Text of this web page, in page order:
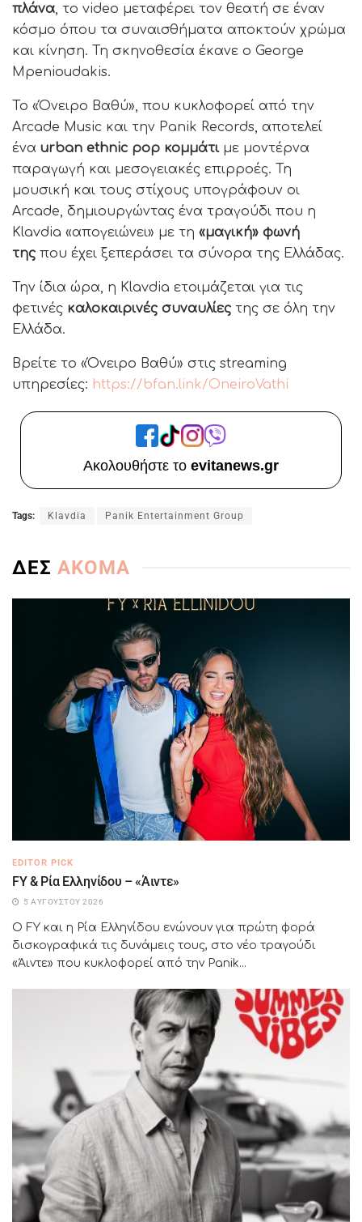
πλάνα, το video μεταφέρει τον θεατή σε έναν
κόσμο όπου τα συναισθήματα αποκτούν χρώμα
και κίνηση. Τη σκηνοθεσία έκανε ο George
Mpenioudakis.
Το «Όνειρο Βαθύ», που κυκλοφορεί από την
Arcade Music και την Panik Records, αποτελεί
ένα urban ethnic pop κομμάτιμε μοντέρνα
παραγωγή και μεσογειακές επιρροές. Τη
μουσική και τους στίχους υπογράφουν οι
Arcade, δημιουργώντας ένα τραγούδι που η
Klavdia «απογειώνει» με τη «μαγική» φωνή
της που έχει ξεπεράσει τα σύνορα της Ελλάδας.
Την ίδια ώρα, η Klavdia ετοιμάζεται για τις
φετινές καλοκαιρινές συναυλίες της σε όλη την
Ελλάδα.
Βρείτε το «Όνειρο Βαθύ» στις streaming
υπηρεσίες: https://bfan.link/OneiroVathi
Ακολουθήστε το evitanews.gr
Tags: Klavdia Panik Entertainment Group
ΔΕΣ ΑΚΟΜΑ
EDITOR PICK
FY & Ρία Ελληνίδου – «Άιντε»
5 ΑΥΓΟΎΣΤΟΥ 2026
Ο FY και η Ρία Ελληνίδου ενώνουν για πρώτη φορά
δισκογραφικά τις δυνάμεις τους, στο νέο τραγούδι
«Άιντε» που κυκλοφορεί από την Panik...